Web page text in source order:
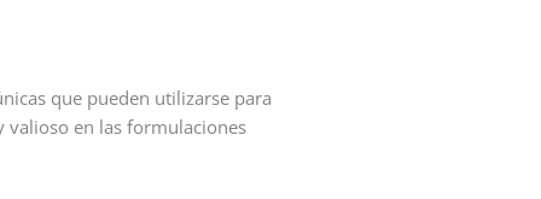
que pueden utilizarse para
valioso en las formulaciones